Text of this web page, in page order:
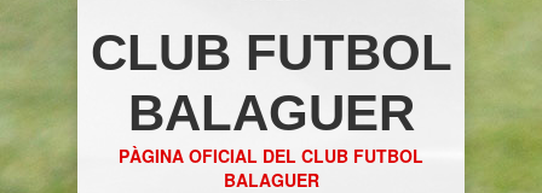
CLUB FUTBOL
BALAGUER
PÀGINA OFICIAL DEL CLUB FUTBOL
BALAGUER